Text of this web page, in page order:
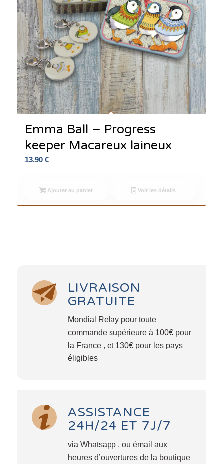
Emma Ball – Progress
keeper Macareux laineux
13.90 €
Ajouter au panier Voir les détails
LIVRAISON
GRATUITE
Mondial Relay pour toute
commande supérieure à 100€ pour
la France , et 130€ pour les pays
éligibles
ASSISTANCE
24H/24 ET 7J/7
via Whatsapp , ou émail aux
heures d’ouvertures de la boutique